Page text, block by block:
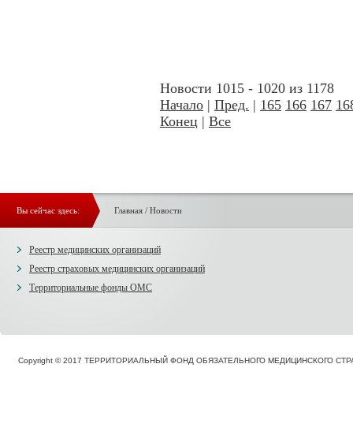
Новости 1015 - 1020 из 1178
Начало | Пред. | 165 166 167
Конец | Все
Вы сейчас здесь: Главная/ Новости
Реестр медицинских организаций
Реестр страховых медицинских организаций
Территориальные фонды ОМС
Copyright © 2017 ТЕРРИТОРИАЛЬНЫЙ ФОНД ОБЯЗАТЕЛЬНОГО МЕДИЦИНСКОГО